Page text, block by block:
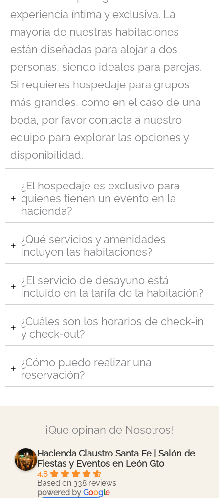
experiencia íntima y exclusiva. La
mayoría de nuestras habitaciones
están diseñadas para alojar a dos
personas, siendo ideales para parejas.
Si requieres hospedaje para grupos
más grandes, como en el caso de una
boda, por favor contacta a nuestro
equipo para explorar las opciones y
disponibilidad.
¿El hospedaje es exclusivo para
quienes tienen un evento en la
hacienda?
¿Qué servicios y amenidades
incluyen las habitaciones?
¿El servicio de desayuno está
incluido en la tarifa de la habitación?
¿Cuáles son los horarios de check-in
y check-out?
¿Cómo puedo realizar una
reservación?
¡Qué opinan de Nosotros!
Hacienda Claustro Santa Fe | Salón de
Fiestas y Eventos en León Gto
4.6
Based on 338 reviews
powered by Google